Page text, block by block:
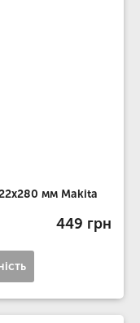
мм Makita
449 грн